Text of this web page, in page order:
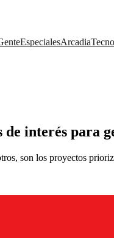
EspecialesArcadia
interés para
son los proyectos